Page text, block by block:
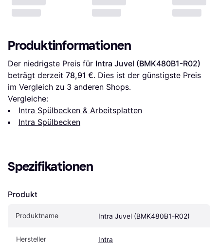
Produktinformationen
Der niedrigste Preis für Intra Juvel (BMK480B1-R02)
beträgt derzeit 78,91 €. Dies ist der günstigste Preis
im Vergleich zu 3 anderen Shops.
Vergleiche:
Intra Spülbecken & Arbeitsplatten
Intra Spülbecken
Spezifikationen
Produkt
Produktname Intra Juvel (BMK480B1-R02)
Hersteller Intra